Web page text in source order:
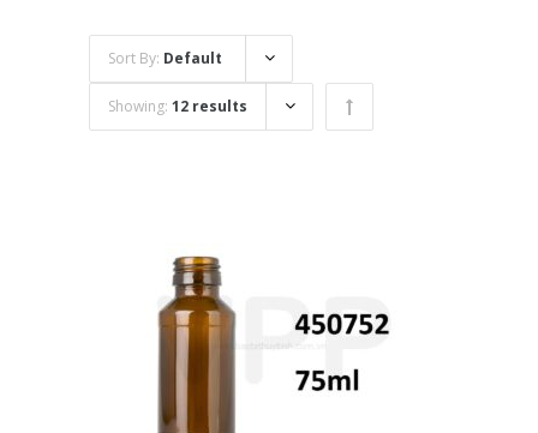
Sort By: Default
Showing: 12 results